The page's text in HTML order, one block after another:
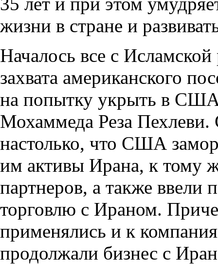
жизни в стране и
Началось все с
захвата американского
на попытку укрыть в США
Мохаммеда Реза Пехлеви.
настолько, что США
им активы Ирана, к тому
партнеров, а также
торговлю с Ираном.
применялись и к
продолжали бизнес с